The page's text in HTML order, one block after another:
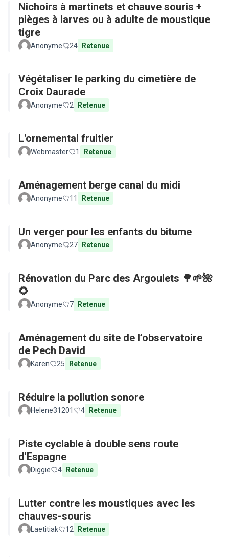
Nichoirs à martinets et chauve souris +
pièges à larves ou à adulte de moustique
tigre
Anonyme 24 Retenue
Végétaliser le parking du cimetière de
Croix Daurade
Anonyme 2 Retenue
L'ornemental fruitier
Webmaster 1 Retenue
Aménagement berge canal du midi
Anonyme 11 Retenue
Un verger pour les enfants du bitume
Anonyme 27 Retenue
Rénovation du Parc des Argoulets 🌳🌱🌺
🌻
Anonyme 7 Retenue
Aménagement du site de l’observatoire
de Pech David
Karen 25 Retenue
Réduire la pollution sonore
Helene31201 4 Retenue
Piste cyclable à double sens route
d'Espagne
Diggie 4 Retenue
Lutter contre les moustiques avec les
chauves-souris
Laetitiak 12 Retenue